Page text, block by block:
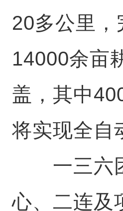
20多公里，
14000余亩
盖，其中
将实现全自
一三六
心、二连及